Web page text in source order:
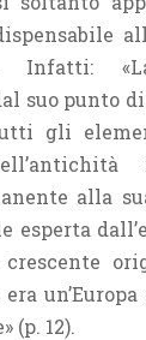
suo punto
gli
alla
esperta
crescente
(p. 12).